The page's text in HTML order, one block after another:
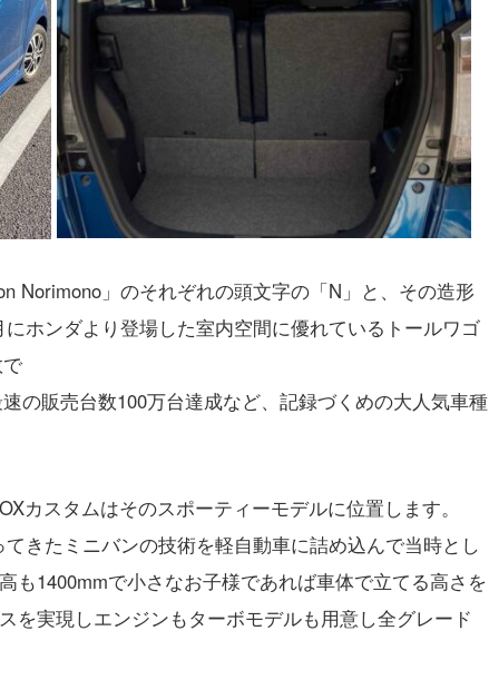
Norimono」のそれぞれの頭文字の「N」と、その造形
ホンダより登場した室内空間に優れているトールワゴ
の販売台数100万台達成など、記録づくめの大人気車種
カスタムはそのスポーティーモデルに位置します。
きたミニバンの技術を軽自動車に詰め込んで当時とし
も1400mmで小さなお子様であれば車体で立てる高さを
を実現しエンジンもターボモデルも用意し全グレード